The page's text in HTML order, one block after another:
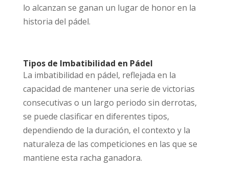
lo alcanzan se ganan un lugar de honor en la
historia del pádel.
Tipos de Imbatibilidad en Pádel
La imbatibilidad en pádel, reflejada en la
capacidad de mantener una serie de victorias
consecutivas o un largo periodo sin derrotas,
se puede clasificar en diferentes tipos,
dependiendo de la duración, el contexto y la
naturaleza de las competiciones en las que se
mantiene esta racha ganadora.